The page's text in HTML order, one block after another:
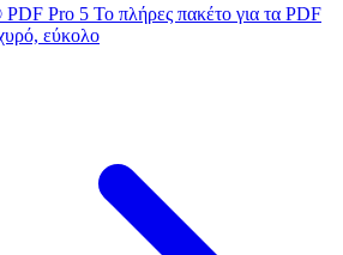
PDF Pro 5 Το πλήρες πακέτο για τα PDF
εύκολο